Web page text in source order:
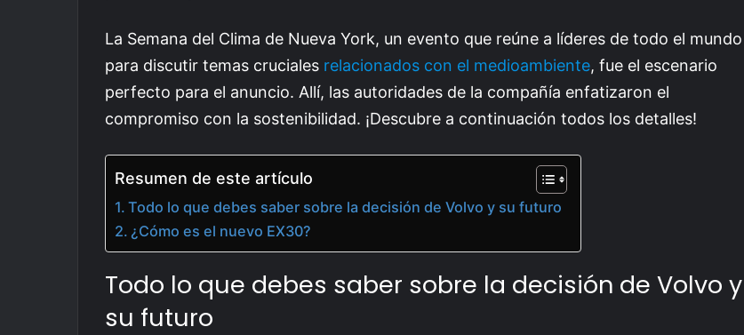
La Semana del Clima de Nueva York, un evento que reúne a líderes de todo el mundo
para discutir temas cruciales relacionados con el medioambiente, fue el escenario
perfecto para el anuncio. Allí, las autoridades de la compañía enfatizaron el
compromiso con la sostenibilidad. ¡Descubre a continuación todos los detalles!
Resumen de este artículo
Todo lo que debes saber sobre la decisión de Volvo y su futuro
¿Cómo es el nuevo EX30?
Todo lo que debes saber sobre la decisión de Volvo y
su futuro